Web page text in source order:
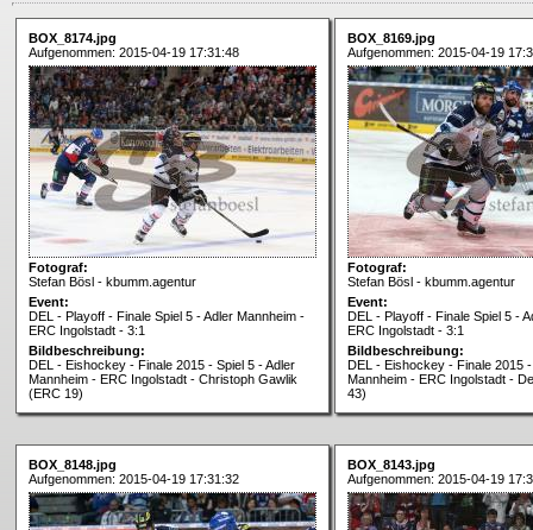
BOX_8174.jpg
Aufgenommen: 2015-04-19 17:31:48
Fotograf:
Stefan Bösl - kbumm.agentur
Event:
DEL - Playoff - Finale Spiel 5 - Adler Mannheim -
ERC Ingolstadt - 3:1
Bildbeschreibung:
DEL - Eishockey - Finale 2015 - Spiel 5 - Adler
Mannheim - ERC Ingolstadt - Christoph Gawlik
(ERC 19)
BOX_8169.jpg
Aufgenommen: 2015-04-19
Fotograf:
Stefan Bösl - kbumm.agentur
Event:
DEL - Playoff - Finale Spiel 5 -
ERC Ingolstadt - 3:1
Bildbeschreibung:
DEL - Eishockey - Finale 2015
Mannheim - ERC Ingolstadt -
43)
BOX_8148.jpg
Aufgenommen: 2015-04-19 17:31:32
BOX_8143.jpg
Aufgenommen: 2015-04-19